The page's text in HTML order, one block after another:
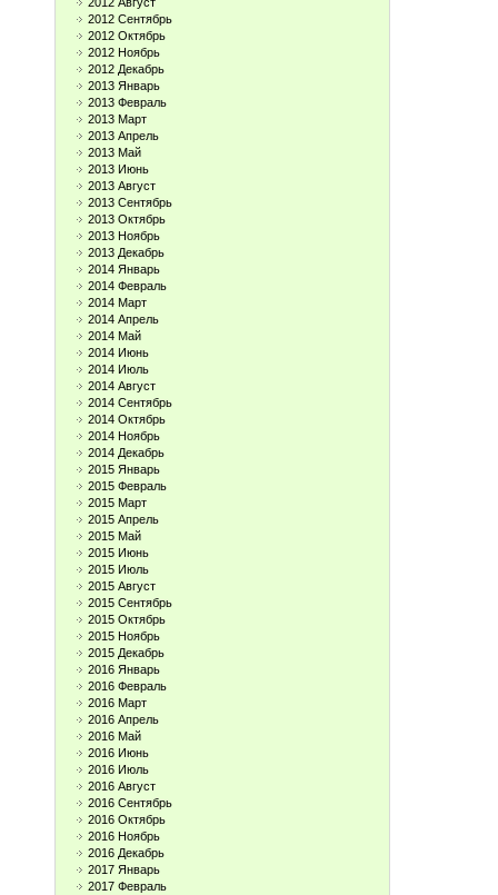
2012 Сентябрь
2012 Октябрь
2012 Ноябрь
2012 Декабрь
2013 Январь
2013 Февраль
2013 Март
2013 Апрель
2013 Май
2013 Июнь
2013 Август
2013 Сентябрь
2013 Октябрь
2013 Ноябрь
2013 Декабрь
2014 Январь
2014 Февраль
2014 Март
2014 Апрель
2014 Май
2014 Июнь
2014 Июль
2014 Август
2014 Сентябрь
2014 Октябрь
2014 Ноябрь
2014 Декабрь
2015 Январь
2015 Февраль
2015 Март
2015 Апрель
2015 Май
2015 Июнь
2015 Июль
2015 Август
2015 Сентябрь
2015 Октябрь
2015 Ноябрь
2015 Декабрь
2016 Январь
2016 Февраль
2016 Март
2016 Апрель
2016 Май
2016 Июнь
2016 Июль
2016 Август
2016 Сентябрь
2016 Октябрь
2016 Ноябрь
2016 Декабрь
2017 Январь
2017 Февраль